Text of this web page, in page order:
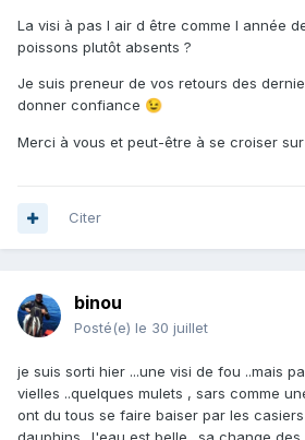
La visi à pas l air d être comme l année
poissons plutôt absents ?
Je suis preneur de vos retours des
donner confiance 😉
Merci à vous et peut-être à se croiser
Citer
binou
Posté(e) le 30 juillet
je suis sorti hier ...une visi de fou ..mais
vielles ..quelques mulets , sars comme
ont du tous se faire baiser par les casiers